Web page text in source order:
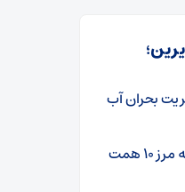
بحران آب
مجموع ارزش مبادلات نقره در بورس به مرز ۱۰ همت